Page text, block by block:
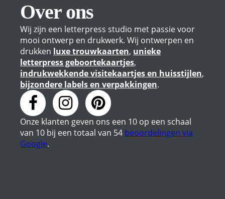
Over ons
Wij zijn een letterpress studio met passie voor
mooi ontwerp en drukwerk. Wij ontwerpen en
drukken luxe trouwkaarten, unieke
letterpress geboortekaartjes,
indrukwekkende visitekaartjes en huisstijlen,
bijzondere labels en verpakkingen.
Onze klanten geven ons een 10 op een schaal
van 10 bij een totaal van 54 beoordelingen via
Google.